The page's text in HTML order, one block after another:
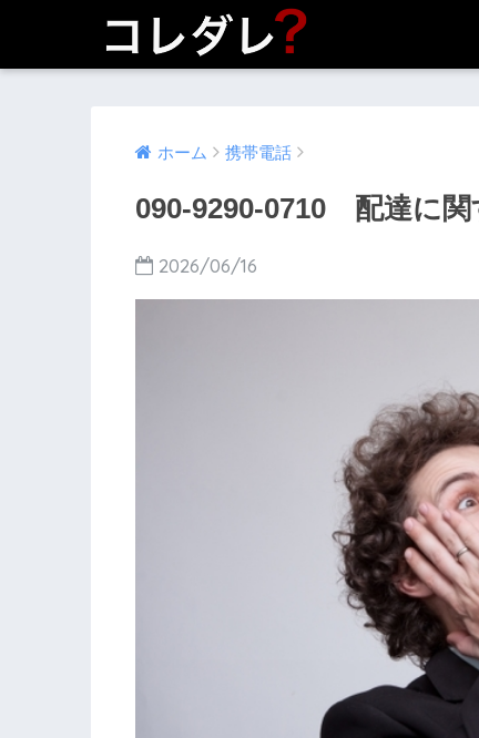
ホーム 携帯電話
090-9290-0710 配達に関
2026/06/16